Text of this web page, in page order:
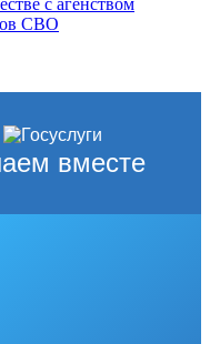
с агенством
СВО
вместе